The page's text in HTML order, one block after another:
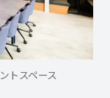
トスペース